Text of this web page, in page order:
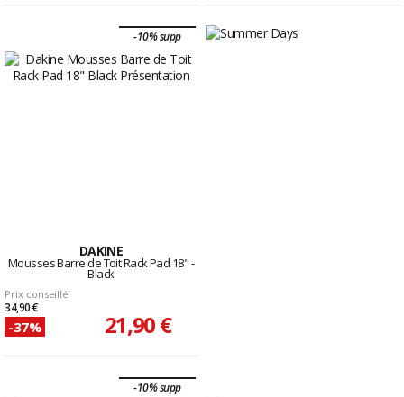
-10% supp
DAKINE
Mousses Barre de Toit Rack Pad 18" -
Black
Prix conseillé
34,90 €
-37% 21,90 €
-10% supp